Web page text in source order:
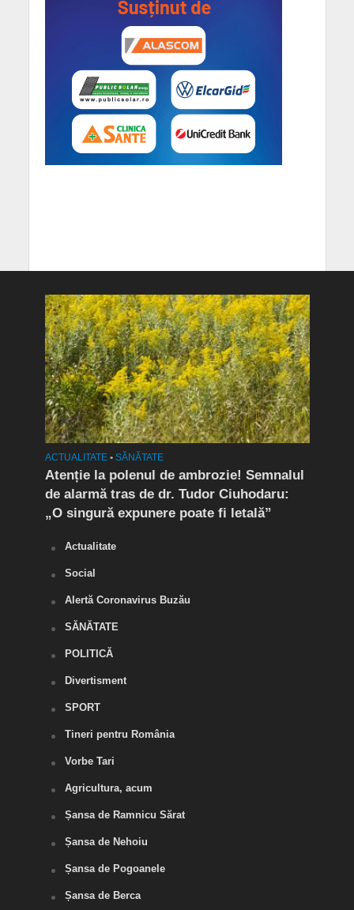
ACTUALITATE • SĂNĂTATE
Atenție la polenul de ambrozie! Semnalul
de alarmă tras de dr. Tudor Ciuhodaru:
„O singură expunere poate fi letală”
Actualitate
Social
Alertă Coronavirus Buzău
SĂNĂTATE
POLITICĂ
Divertisment
SPORT
Tineri pentru România
Vorbe Tari
Agricultura, acum
Șansa de Ramnicu Sărat
Șansa de Nehoiu
Șansa de Pogoanele
Șansa de Berca